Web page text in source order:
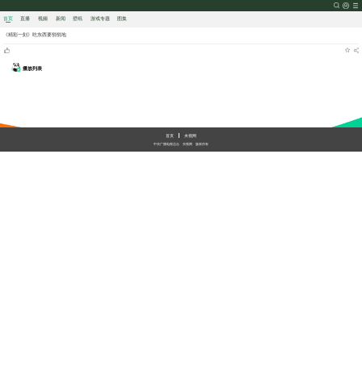
首页 直播 视频 新闻 壁纸 游戏专题 图集
《精彩一刻》吃东西要悄悄地
播放列表
首页
央视网
中央广播电视总台
央视网 版权所有